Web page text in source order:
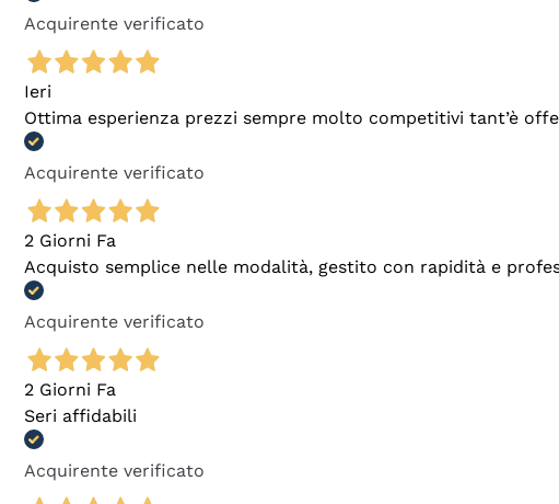
Acquirente verificato
Ieri
Ottima esperienza prezzi sempre molto competitivi tant’è
Acquirente verificato
2 Giorni Fa
Acquisto semplice nelle modalità, gestito con rapidità e
Acquirente verificato
2 Giorni Fa
Seri affidabili
Acquirente verificato